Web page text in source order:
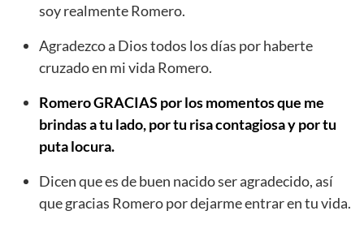
soy realmente Romero.
Agradezco a Dios todos los días por haberte
cruzado en mi vida Romero.
Romero GRACIAS por los momentos que me
brindas a tu lado, por tu risa contagiosa y por tu
puta locura.
Dicen que es de buen nacido ser agradecido, así
que gracias Romero por dejarme entrar en tu vida.